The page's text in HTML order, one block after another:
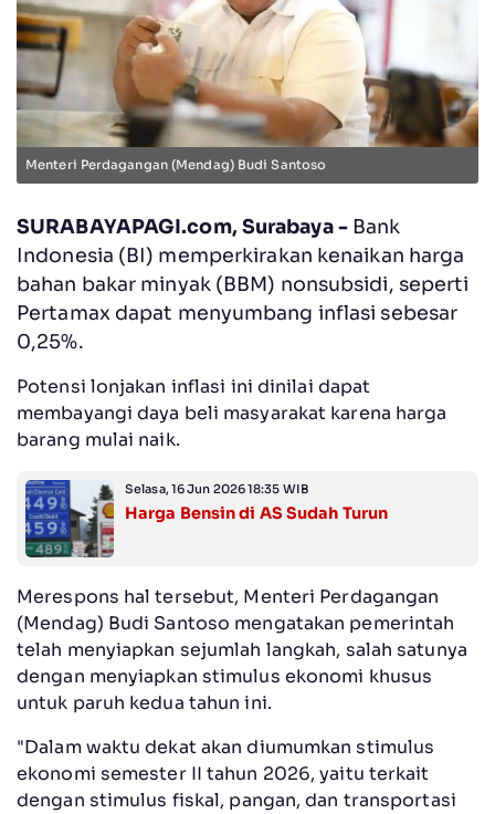
Menteri Perdagangan (Mendag) Budi Santoso
SURABAYAPAGI.com, Surabaya - Bank
Indonesia (BI) memperkirakan kenaikan harga
bahan bakar minyak (BBM) nonsubsidi, seperti
Pertamax dapat menyumbang inflasi sebesar
0,25%.
Potensi lonjakan inflasi ini dinilai dapat
membayangi daya beli masyarakat karena harga
barang mulai naik.
Selasa, 16 Jun 2026 18:35 WIB
Harga Bensin di AS Sudah Turun
Merespons hal tersebut, Menteri Perdagangan
(Mendag) Budi Santoso mengatakan pemerintah
telah menyiapkan sejumlah langkah, salah satunya
dengan menyiapkan stimulus ekonomi khusus
untuk paruh kedua tahun ini.
"Dalam waktu dekat akan diumumkan stimulus
ekonomi semester II tahun 2026, yaitu terkait
dengan stimulus fiskal, pangan, dan transportasi